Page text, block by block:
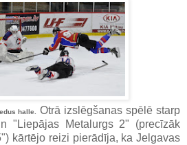
halle. Otrā izslēgšanas spēlē starp
"Liepājas Metalurgs 2" (precīzāk
kārtējo reizi pierādīja, ka Jelgavas